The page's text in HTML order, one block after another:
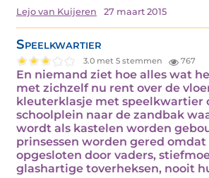
Lejo van Kuijeren 27 maart 2015
Speelkwartier
3.0 met 5 stemmen 767
En niemand ziet hoe alles wat
met zichzelf nu rent over de
kleuterklasje met speelkwartier
schoolplein naar de zandbak
wordt als kastelen worden
prinsessen worden gered omdat
opgesloten door vaders,
glashartige toverheksen, nooit